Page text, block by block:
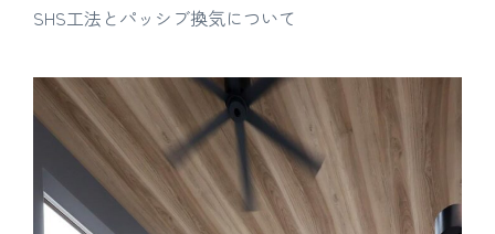
SHS工法とパッシブ換気について